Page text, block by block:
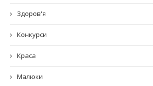
Здоров'я
Конкурси
Краса
Малюки